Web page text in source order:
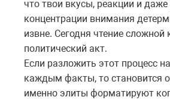
что твои вкусы, реакции и даже
концентрации внимания
извне. Сегодня чтение
политический акт.
Если разложить этот процесс
каждым факты, то становится
именно элиты форматируют